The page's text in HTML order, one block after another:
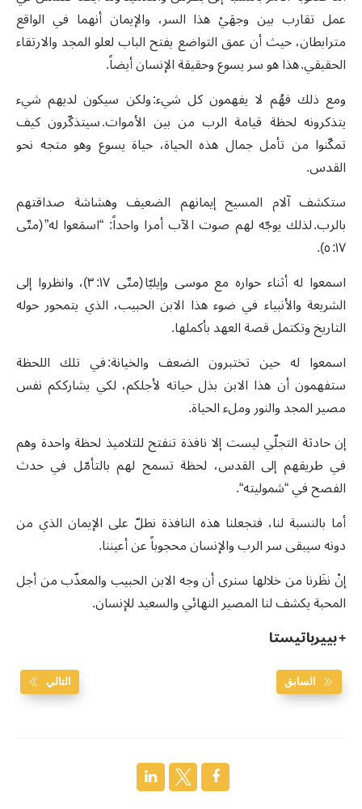
عمل تقارب بين وجهَيْ هذا السر، والإيمان أنهما في الواقع
مترابطان، حيث أن عمق التواضع يفتح الباب لعلو المجد والارتقاء
الحقيقي. هذا هو سر يسوع وحقيقة الإنسان أيضاً.
ومع ذلك فهُم لا يفهمون كل شيء: ولكن سيكون لديهم شيء
يتذكرونه لحظة قيامة الرب من بين الأموات. سيتذكّرون كيف
تمكّنوا من تأمل جمال هذه الحياة، حياة يسوع وهو متجه نحو
القدس.
ستكشف آلام المسيح إيمانهم الضعيف وهشاشة صداقتهم
بالرب. لذلك يوجّه لهم صوت الآب أمرا واحداً: “اسمَعوا له” (متّى
١٧: ٥).
اسمعوا له أثناء حواره مع موسى وإيليّا (متّى ١٧: ٣)، وانظروا إلى
الشريعة والأنبياء في ضوء هذا الابن الحبيب، الذي يتمحور حوله
التاريخ وتكتمل قصة العهد بأكملها.
اسمعوا له حين تختبرون الضعف والخيانة: في تلك اللحظة
ستفهمون أن هذا الابن بذل حياته لأجلكم، لكي يشارككم نفس
مصير المجد والنور وملء الحياة.
إن حادثة التجلّي ليست إلا نافذة تنفتح للتلاميذ لحظة واحدة وهم
في طريقهم إلى القدس، لحظة تسمح لهم بالتأمّل في حدث
الفصح في “شموليته“.
أما بالنسبة لنا، فتجعلنا هذه النافذة نطلّ على الإيمان الذي من
دونه سيبقى سر الرب والإنسان محجوباً عن أعيننا.
إنْ نظَرنا من خلالها سنرى أن وجه الابن الحبيب والمعذّب من أجل
المحبة يكشف لنا المصير النهائي والسعيد للإنسان.
+ بييرباتيستا
السابق التالي